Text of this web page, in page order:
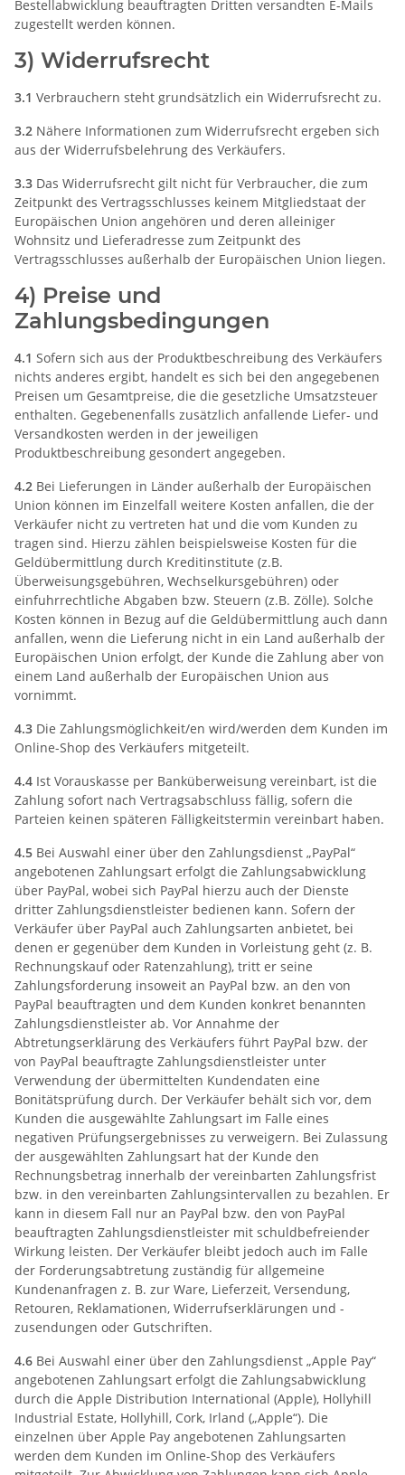
Bestellabwicklung beauftragten Dritten versandten E-Mails
zugestellt werden können.
3) Widerrufsrecht
3.1 Verbrauchern steht grundsätzlich ein Widerrufsrecht zu.
3.2 Nähere Informationen zum Widerrufsrecht ergeben sich
aus der Widerrufsbelehrung des Verkäufers.
3.3 Das Widerrufsrecht gilt nicht für Verbraucher, die zum
Zeitpunkt des Vertragsschlusses keinem Mitgliedstaat der
Europäischen Union angehören und deren alleiniger
Wohnsitz und Lieferadresse zum Zeitpunkt des
Vertragsschlusses außerhalb der Europäischen Union liegen.
4) Preise und
Zahlungsbedingungen
4.1 Sofern sich aus der Produktbeschreibung des Verkäufers
nichts anderes ergibt, handelt es sich bei den angegebenen
Preisen um Gesamtpreise, die die gesetzliche Umsatzsteuer
enthalten. Gegebenenfalls zusätzlich anfallende Liefer- und
Versandkosten werden in der jeweiligen
Produktbeschreibung gesondert angegeben.
4.2 Bei Lieferungen in Länder außerhalb der Europäischen
Union können im Einzelfall weitere Kosten anfallen, die der
Verkäufer nicht zu vertreten hat und die vom Kunden zu
tragen sind. Hierzu zählen beispielsweise Kosten für die
Geldübermittlung durch Kreditinstitute (z.B.
Überweisungsgebühren, Wechselkursgebühren) oder
einfuhrrechtliche Abgaben bzw. Steuern (z.B. Zölle). Solche
Kosten können in Bezug auf die Geldübermittlung auch dann
anfallen, wenn die Lieferung nicht in ein Land außerhalb der
Europäischen Union erfolgt, der Kunde die Zahlung aber von
einem Land außerhalb der Europäischen Union aus
vornimmt.
4.3 Die Zahlungsmöglichkeit/en wird/werden dem Kunden im
Online-Shop des Verkäufers mitgeteilt.
4.4 Ist Vorauskasse per Banküberweisung vereinbart, ist die
Zahlung sofort nach Vertragsabschluss fällig, sofern die
Parteien keinen späteren Fälligkeitstermin vereinbart haben.
4.5 Bei Auswahl einer über den Zahlungsdienst „PayPal“
angebotenen Zahlungsart erfolgt die Zahlungsabwicklung
über PayPal, wobei sich PayPal hierzu auch der Dienste
dritter Zahlungsdienstleister bedienen kann. Sofern der
Verkäufer über PayPal auch Zahlungsarten anbietet, bei
denen er gegenüber dem Kunden in Vorleistung geht (z. B.
Rechnungskauf oder Ratenzahlung), tritt er seine
Zahlungsforderung insoweit an PayPal bzw. an den von
PayPal beauftragten und dem Kunden konkret benannten
Zahlungsdienstleister ab. Vor Annahme der
Abtretungserklärung des Verkäufers führt PayPal bzw. der
von PayPal beauftragte Zahlungsdienstleister unter
Verwendung der übermittelten Kundendaten eine
Bonitätsprüfung durch. Der Verkäufer behält sich vor, dem
Kunden die ausgewählte Zahlungsart im Falle eines
negativen Prüfungsergebnisses zu verweigern. Bei Zulassung
der ausgewählten Zahlungsart hat der Kunde den
Rechnungsbetrag innerhalb der vereinbarten Zahlungsfrist
bzw. in den vereinbarten Zahlungsintervallen zu bezahlen. Er
kann in diesem Fall nur an PayPal bzw. den von PayPal
beauftragten Zahlungsdienstleister mit schuldbefreiender
Wirkung leisten. Der Verkäufer bleibt jedoch auch im Falle
der Forderungsabtretung zuständig für allgemeine
Kundenanfragen z. B. zur Ware, Lieferzeit, Versendung,
Retouren, Reklamationen, Widerrufserklärungen und -
zusendungen oder Gutschriften.
4.6 Bei Auswahl einer über den Zahlungsdienst „Apple Pay“
angebotenen Zahlungsart erfolgt die Zahlungsabwicklung
durch die Apple Distribution International (Apple), Hollyhill
Industrial Estate, Hollyhill, Cork, Irland („Apple“). Die
einzelnen über Apple Pay angebotenen Zahlungsarten
werden dem Kunden im Online-Shop des Verkäufers